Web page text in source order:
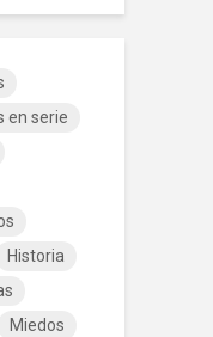
en serie
Historia
Miedos